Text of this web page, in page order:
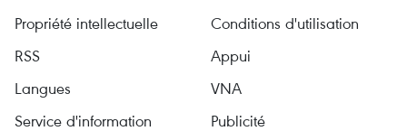
Propriété intellectuelle
Conditions d'utilisation
RSS
Appui
Langues
VNA
Service d'information
Publicité